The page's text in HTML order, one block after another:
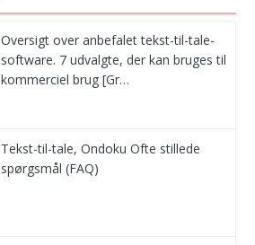
Oversigt over anbefalet tekst-til-tale-
software. 7 udvalgte, der kan bruges til
kommerciel brug [Gr…
Tekst-til-tale, Ondoku Ofte stillede
spørgsmål (FAQ)